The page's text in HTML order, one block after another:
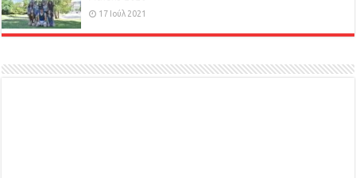
17 Ιούλ 2021